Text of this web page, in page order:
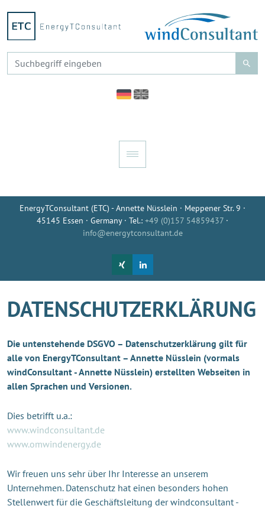
EnergyTConsultant (ETC) - Annette Nüsslein · Meppener Str. 9 ·
45145 Essen · Germany · Tel.: +49 (0)157 54859437 ·
info@energytconsultant.de
DATENSCHUTZERKLÄRUNG
Die untenstehende DSGVO – Datenschutzerklärung gilt für
alle von EnergyTConsultant – Annette Nüsslein (vormals
windConsultant - Annette Nüsslein) erstellten Webseiten in
allen Sprachen und Versionen.
Dies betrifft u.a.:
www.windconsultant.de
www.omwindenergy.de
Wir freuen uns sehr über Ihr Interesse an unserem
Unternehmen. Datenschutz hat einen besonders hohen
Stellenwert für die Geschäftsleitung der windconsultant -